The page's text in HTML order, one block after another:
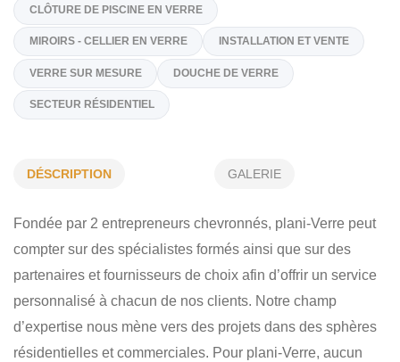
https://plani-verre.com
Spécialités
CLOISONS VITRÉES -PORTE DE VERRE
CLÔTURE DE PISCINE EN VERRE
SECTEUR RÉSIDENTIEL
DÉSCRIPTION GALERIE
Fondée par 2 entrepreneurs chevronnés, plani-Verre peut
compter sur des spécialistes formés ainsi que sur des
partenaires et fournisseurs de choix afin d’offrir un service
personnalisé à chacun de nos clients. Notre champ
d’expertise nous mène vers des projets dans des sphères
résidentielles et commerciales. Pour plani-Verre, aucun